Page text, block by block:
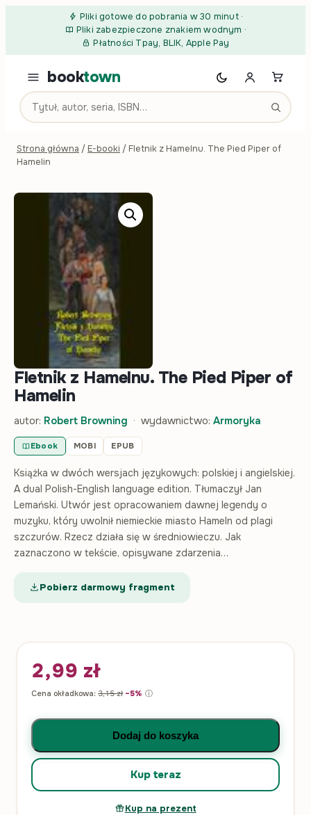
Przejdź do treściPliki gotowe do pobrania w 30 minut·
Pliki zabezpieczone znakiem wodnym ·
Płatności Tpay, BLIK, Apple Pay
booktown
Strona główna / E-booki / Fletnik z Hamelnu. The Pied Piper of
Hamelin
Fletnik z Hamelnu. The Pied Piper of
Hamelin
autor: Robert Browning · wydawnictwo: Armoryka
Ebook MOBI EPUB
Książka w dwóch wersjach językowych: polskiej i angielskiej.
A dual Polish-English language edition. Tłumaczył Jan
Lemański. Utwór jest opracowaniem dawnej legendy o
muzyku, który uwolnił niemieckie miasto Hameln od plagi
szczurów. Rzecz działa się w średniowieczu. Jak
zaznaczono w tekście, opisywane zdarzenia…
Pobierz darmowy fragment
2,99 zł
Cena okładkowa: 3,15zł −5% ⓘ
ilość Fletnik z Hamelnu. The Pied Piper of Hamelin
Dodaj do koszyka
Kup teraz
Kup na prezent